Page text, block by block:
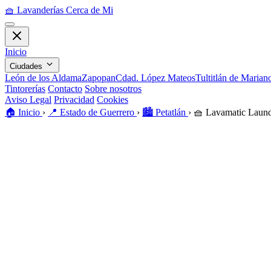
🧺 Lavanderías Cerca de Mi
Inicio
Ciudades
León de los AldamaZapopanCdad. López MateosTultitlán de
Tintorerías Contacto Sobre nosotros
Aviso Legal Privacidad Cookies
🏠️ Inicio › 📍 Estado de Guerrero › 🏙️ Petatlán › 🧺 Lavamatic